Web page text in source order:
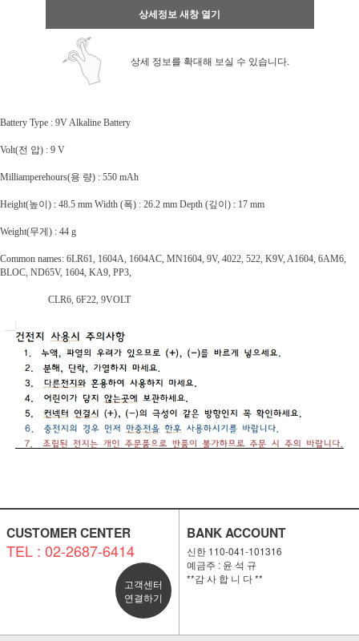
상세정보 새창 열기
상세 정보를 확대해 보실 수 있습니다.
Battery Type : 9V Alkaline Battery
Volt(전 압) : 9 V
Milliamperehours(용 량) : 550 mAh
Height(높이) : 48.5 mm Width (폭) : 26.2 mm Depth (깊이) : 17 mm
Weight(무게) : 44 g
Common names: 6LR61, 1604A, 1604AC, MN1604, 9V, 4022, 522, K9V, A1604, 6AM6,
BLOC, ND65V, 1604, KA9, PP3,
CLR6, 6F22, 9VOLT
CUSTOMER CENTER
TEL : 02-2687-6414
고객센터
연결하기
BANK ACCOUNT
신한 110-041-101316
예금주 : 윤 석 규
**감 사 합 니 다 **